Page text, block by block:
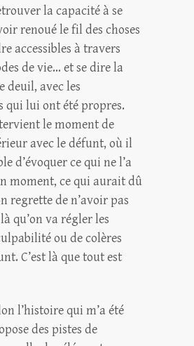
la capacité à se
renoué le fil des choses
accessibles à travers
de vie… et se dire la
deuil, avec les
qui lui ont été propres.
le moment de
avec le défunt, où il
d’évoquer ce qui ne l’a
moment, ce qui aurait dû
regrette de n’avoir pas
qu’on va régler les
ou de colères
C’est là que tout est
l’histoire qui m’a été
des pistes de